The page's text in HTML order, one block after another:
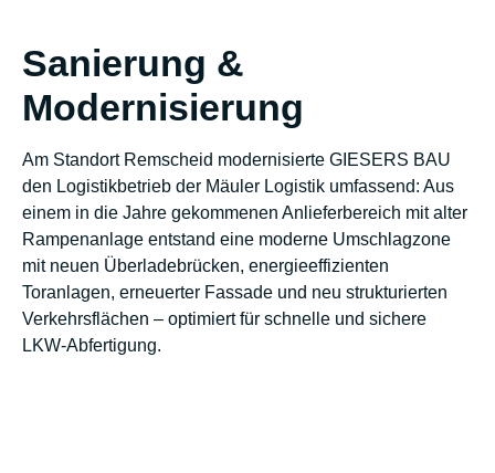
Sanierung &
Modernisierung
Am Standort Remscheid modernisierte GIESERS BAU
den Logistikbetrieb der Mäuler Logistik umfassend: Aus
einem in die Jahre gekommenen Anlieferbereich mit alter
Rampenanlage entstand eine moderne Umschlagzone
mit neuen Überladebrücken, energieeffizienten
Toranlagen, erneuerter Fassade und neu strukturierten
Verkehrsflächen – optimiert für schnelle und sichere
LKW-Abfertigung.